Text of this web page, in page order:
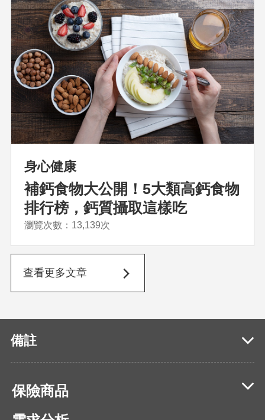
身心健康
補鈣食物大公開！5大類高鈣食物
排行榜，鈣質攝取這樣吃
瀏覽次數：13,139次
查看更多文章
備註
保險商品